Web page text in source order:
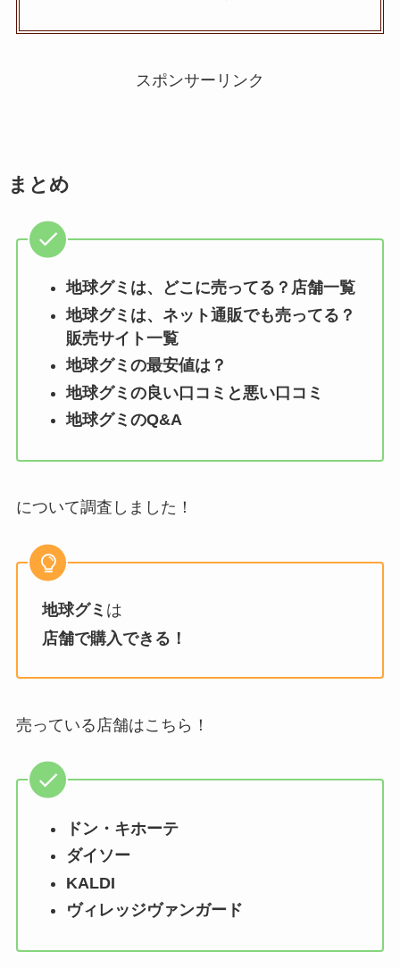
スポンサーリンク
まとめ
地球グミ は、どこに売ってる？店舗一覧
地球グミ は、ネット通販でも売ってる？
販売サイト一覧
地球グミ の最安値は？
地球グミ の良い口コミと悪い口コミ
地球グミ のQ&A
について調査しました！
地球グミ は
店舗で購入できる！
売っている店舗はこちら！
ドン・キホーテ
ダイソー
KALDI
ヴィレッジヴァンガード